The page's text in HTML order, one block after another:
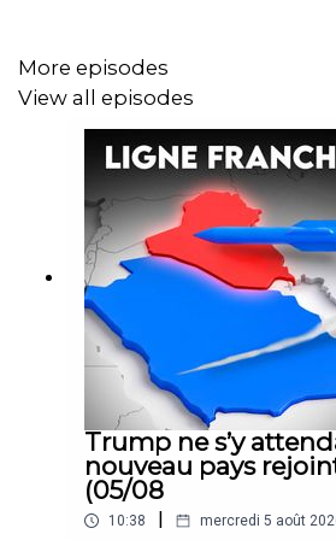
Vidéo produite et présentée par
Journalistes : Blanche Vathonne,
Hugo Travers
Cadreur : Noé Périquet
Monteur : Jacques Etcheberry
Illustrateur et motion designer :
Documentaliste : Florence Bruny
More episodes
View all episodes
Trump ne s’y
nouveau pays
(05/08
10:38 | mercredi 5 août